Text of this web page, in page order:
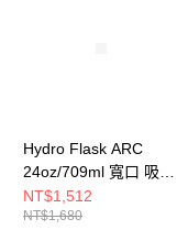
Hydro Flask ARC
24oz/709ml 寬口 吸管
真空 保溫瓶 森林綠
NT$1,512
NT$1,680